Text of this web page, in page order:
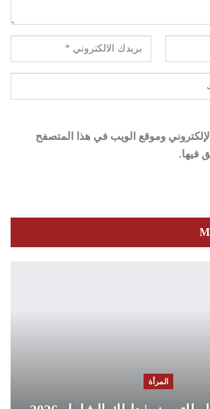
وموقع الويب في هذا المتصفح
فيها.
المرأة